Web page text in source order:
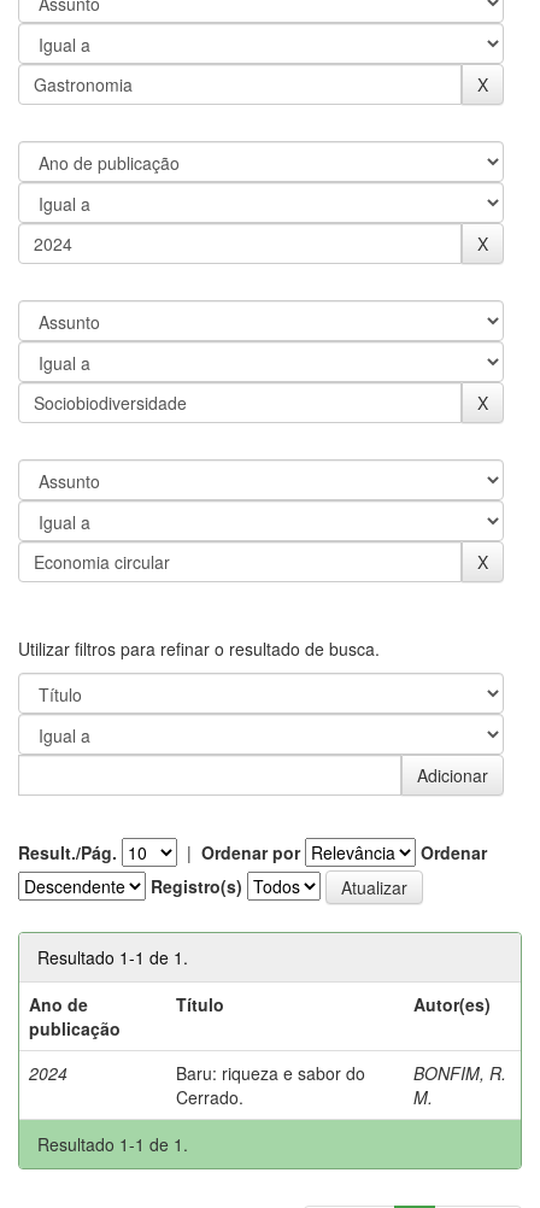
Utilizar filtros para refinar o resultado de busca.
Result./Pág. | Ordenar por
Ordenar
Registro(s)
Resultado 1-1 de 1.
Ano de
publicação
Título Autor(es)
2024
Baru: riqueza e sabor do
Cerrado.
BONFIM, R.
M.
Resultado 1-1 de 1.